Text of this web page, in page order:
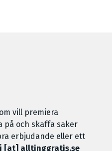
vill premiera
på och skaffa saker
erbjudande eller ett
[at] alltinggratis.se